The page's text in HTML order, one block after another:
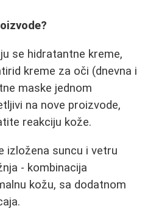
se hidratantne kreme,
kreme za oči (dnevna i
maske jednom
na nove proizvode,
reakciju kože.
izložena suncu i vetru
- kombinacija
kožu, sa dodatnom